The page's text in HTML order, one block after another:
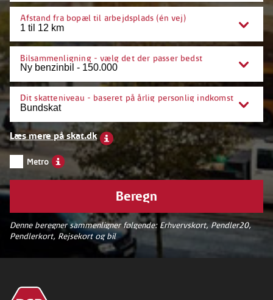
Afstand fra bopæl til arbejdsplads (én vej)
Bilsammenligning - vælg det der passer bedst
Dit skatteniveau - baseret på årlig personlig indkomst
Læs mere på skat.dk
Metro
Beregn
Denne beregner sammenligner følgende: Erhvervskort, Pendler20,
Pendlerkort, Rejsekort og bil